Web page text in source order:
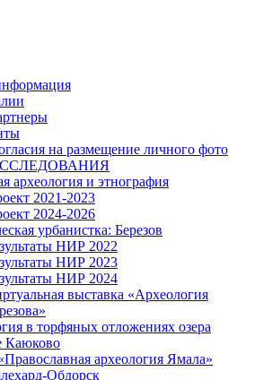
на размещение личного фото
археология и этнография
2021-2023
2024-2026
урбанистка: Березов
НИР 2022
НИР 2023
НИР 2024
выставка «Археология
в торфяных отложениях озера
Каюково
археология Ямала»
Обдорск